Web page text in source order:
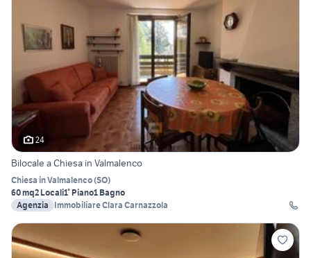
24
Bilocale a Chiesa in Valmalenco
Chiesa in Valmalenco(SO)
60 mq2 Locali1° Piano1 Bagno
Agenzia
Immobiliare Clara Carnazzola